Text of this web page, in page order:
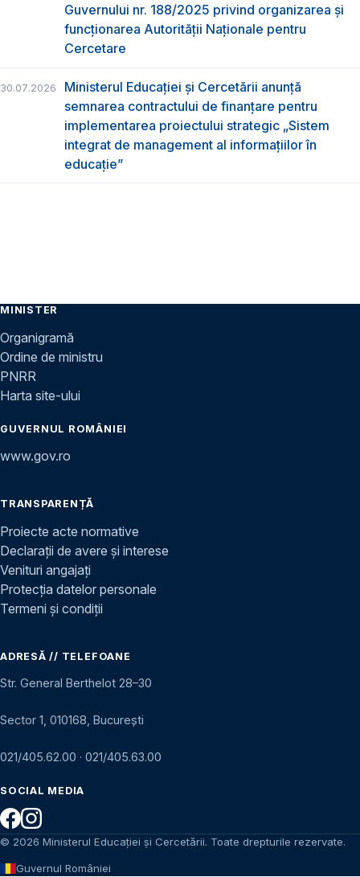
Guvernului nr. 188/2025 privind organizarea şi
funcţionarea Autorităţii Naţionale pentru
Cercetare
30.07.2026
Ministerul Educației și Cercetării anunță
semnarea contractului de finanțare pentru
implementarea proiectului strategic „Sistem
integrat de management al informațiilor în
educație”
MINISTER
Organigramă
Ordine de ministru
PNRR
Harta site-ului
GUVERNUL ROMÂNIEI
www.gov.ro
TRANSPARENȚĂ
Proiecte acte normative
Declarații de avere și interese
Venituri angajați
Protecția datelor personale
Termeni și condiții
ADRESĂ // TELEFOANE
Str. General Berthelot 28–30
Sector 1, 010168, București
021/405.62.00 · 021/405.63.00
SOCIAL MEDIA
© 2026 Ministerul Educației și Cercetării. Toate drepturile rezervate.
Guvernul României